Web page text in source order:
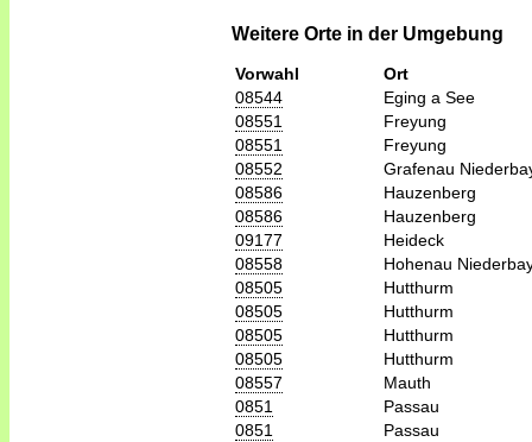
Weitere Orte in der Umgebung
Vorwahl
Ort
08544
Eging a See
08551
Freyung
08551
Freyung
08552
Grafenau
08586
Hauzenberg
08586
Hauzenberg
09177
Heideck
08558
Hohenau
08505
Hutthurm
08505
Hutthurm
08505
Hutthurm
08505
Hutthurm
08557
Mauth
0851
Passau
0851
Passau